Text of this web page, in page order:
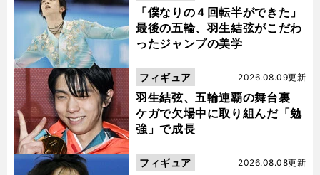
「僕なりの４回転半ができた」
最後の五輪、羽生結弦がこだわ
ったジャンプの美学
羽生結弦、五輪連覇の舞台裏
ケガで欠場中に取り組んだ「勉
強」で成長
2026.08.09更新
フィギュア
2026.08.08更新
フィギュア